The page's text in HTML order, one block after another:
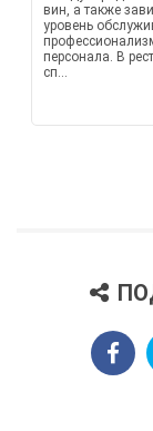
вин, а также
уровень
персонала. В
сп...